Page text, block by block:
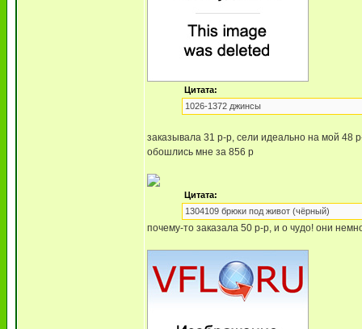
Цитата:
1026-1372 джинсы
заказывала 31 р-р, сели идеально на мой 48
обошлись мне за 856 р
Цитата:
1304109 брюки под живот (чёрный)
почему-то заказала 50 р-р, и о чудо! они